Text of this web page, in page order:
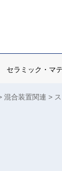
セラミック・マ
混合装置関連